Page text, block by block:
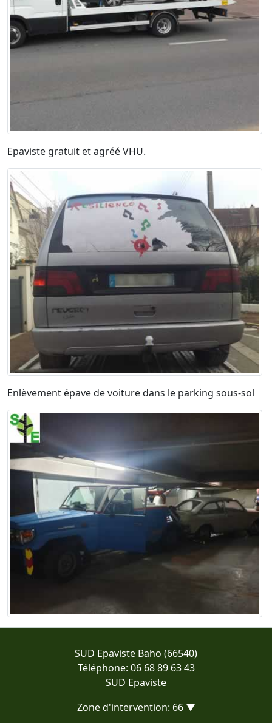
Epaviste gratuit et agréé VHU.
Enlèvement épave de voiture dans le parking sous-sol
SUD Epaviste Baho (66540)
Téléphone: 06 68 89 63 43
SUD Epaviste
Zone d'intervention: 66 ▼